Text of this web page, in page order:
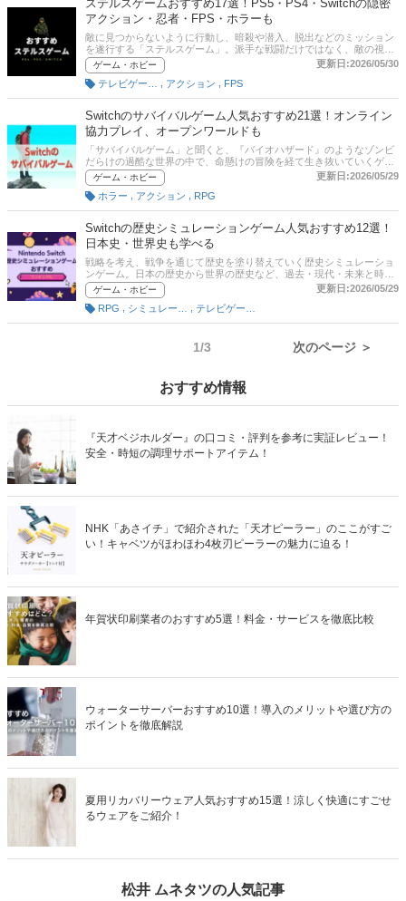
のおすすめ作品を厳選して紹介します。ガンダムシリーズが好きな方
はもちろん、ロボットアニメファンやメカ好きにもぴったりのタイト
ルが見つかるはずです。記事後半には、スマホでも遊べるアプリ、通
販サイトの口コミや評判、最新人気ランキングやスペック比較表もあ
りますので、ぜひチェックしてみてください。
ステルスゲームおすすめ17選！PS5・PS4・Switchの隠密
アクション・忍者・FPS・ホラーも
敵に見つからないように行動し、暗殺や潜入、脱出などのミッション
を遂行する「ステルスゲーム」。派手な戦闘だけではなく、敵の視線
や巡回ルートを読みながら進む戦略性の高さが魅力です。近年はオー
プンワールド型の自由度が高い作品や、忍者アクション、ホラー、
FPS要素を取り入れた作品も増えています。この記事ではPS5・
PS4・Nintendo Switchで遊べる人気ステルスゲームを厳選して紹介。
初心者向けの遊びやすい作品から、歯ごたえ抜群の高難度タイトルま
で幅広く掲載しています。記事後半には、通販サイトの売れ筋ランキ
ングもありますので、口コミなどあわせて参考にしてみてください。
ゲーム・ホビー
更新日:2026/05/30
アクション FPS
Switchのサバイバルゲーム人気おすすめ21選！オンライン
協力プレイ、オープンワールドも
「サバイバルゲーム」と聞くと、『バイオハザード』のようなゾンビ
だらけの過酷な世界の中で、命懸けの冒険を経て生き抜いていくゲー
ムを想像する人も多いでしょう。しかし、サバイバルゲームと一口に
言っても、「オープンワールド」「ホラー」「アクション」「シミュ
レーション」など様々なジャンルが存在します。そこでこの記事で
は、オンライン協力プレイ対応ソフトやオープンワールド、ゾンビも
のなど、Nintendo Switchのサバイバルゲームソフトの選び方とおすす
めのポイントをご紹介します。記事後半には、通販サイトの売れ筋ラ
ンキングもありますので、口コミとあわせて参考にしてみてくださ
い。
ゲーム・ホビー
更新日:2026/05/29
ホラー
アクション RPG
Switchの歴史シミュレーションゲーム人気おすすめ12選！
日本史・世界史も学べる
戦略を考え、戦争を通じて歴史を塗り替えていく歴史シミュレーショ
ンゲーム。日本の歴史から世界の歴史など、過去・現代・未来と時代
を超えて歴史を追体験することもできます。ここでは、Nintendo
Switchの歴史シミュレーションゲームの選び方とおすすめタイトルを
ご紹介します。記事後半には、比較一覧表や通販サイトの最新人気ラ
ンキングもありますので、売れ筋や口コミとあわせてチェックしてみ
ゲーム・ホビー
更新日:2026/05/29
RPG
1/3 次のページ ＞
おすすめ情報
『天才ベジホルダー』の口コミ・評判を参考に実証レビュー！
安全・時短の調理サポートアイテム！
NHK「あさイチ」で紹介された「天才ピーラー」のここがすご
い！キャベツがほわほわ4枚刃ピーラーの魅力に迫る！
年賀状印刷業者のおすすめ5選！料金・サービスを徹底比較
ウォーターサーバーおすすめ10選！導入のメリットや選び方の
ポイントを徹底解説
夏用リカバリーウェア人気おすすめ15選！涼しく快適にすごせ
るウェアをご紹介！
松井 ムネタツの人気記事